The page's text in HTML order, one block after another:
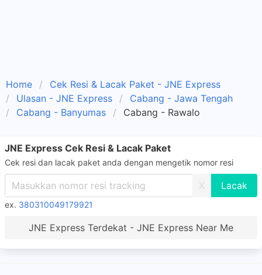
Home
Cek Resi & Lacak Paket - JNE Express
Ulasan - JNE Express
Cabang - Jawa Tengah
Cabang - Banyumas
Cabang - Rawalo
JNE Express Cek Resi & Lacak Paket
Cek resi dan lacak paket anda dengan mengetik nomor resi
X
ex. 380310049179921
JNE Express Terdekat - JNE Express Near Me